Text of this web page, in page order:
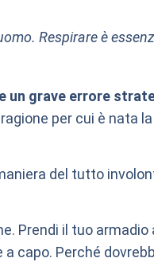
Respirare è
un grave errore
per cui è nata
del tutto
Prendi il tuo armadio
capo. Perché